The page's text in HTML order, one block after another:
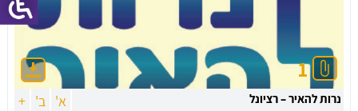
1
נרות להאיר – רציונל א' ב' +